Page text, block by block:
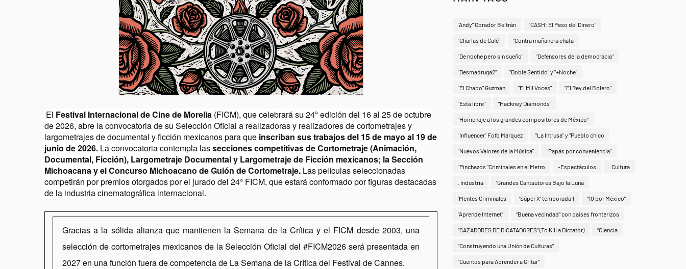
El Festival Internacional de Cine de Morelia (FICM), que celebrará su 24ª edición del 16 al 25 de octubre
de 2026, abre la convocatoria de su Selección Oficial a realizadoras y realizadores de cortometrajes y
largometrajes de documental y ficción mexicanos para que inscriban sus trabajos del 15 de mayo al 19 de
junio de 2026. La convocatoria contempla lassecciones competitivas de Cortometraje (Animación,
Documental, Ficción), Largometraje Documental y Largometraje de Ficción mexicanos; la Sección
Michoacana y el Concurso Michoacano de Guión de Cortometraje. Las películas seleccionadas
competirán por premios otorgados porel jurado del 24° FICM, que estará conformado por figuras destacadas
de la industria cinematográfica internacional.
Gracias a la sólida alianza que mantienen la Semana de la Crítica y el FICM desde 2003, una
selección de cortometrajes mexicanos de la Selección Oficial del #FICM2026 será presentada en
2027 en una función fuera de competencia de La Semana de la Crítica del Festival de Cannes.
"Andy" Obrador Beltrán "CASH: El Peso del Dinero"
"Charlas de Café" "Contra mañanera chafa
"De noche pero sin sueño" "Defensores de la democracia"
"Desmadruga2" "Doble Sentido" y "+Noche"
"El Chapo" Guzmán "El Mil Voces" "El Rey del Bolero"
"Está libre" "Hackney Diamonds"
"Homenaje a los grandes compositores de México"
"Influencer" Fofo Márquez "La Intrusa" y "Pueblo chico
"Nuevos Valores de la Música" "Papás por conveniencia"
"Pinchazos "Criminales en el Metro -Espectáculos . Cultura
. Industria ‘Grandes Cantautores Bajo la Luna
‘Mentes Criminales ‘Súper X’ temporada 1 “10 por México”
“Aprende Internet” “Buena vecindad” con países fronterizos
“CAZADORES DE DICATADORES” (To Kill a Dictator) “Ciencia
“Construyendo una Unión de Culturas”
“Cuentos para Aprender a Gritar”